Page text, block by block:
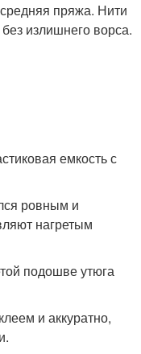
пряжа. Нити
излишнего ворса.
емкость с
ровным и
нагретым
подошве утюга
и аккуратно,